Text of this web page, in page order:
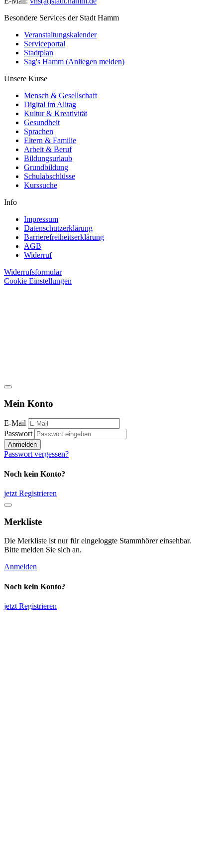
Besondere Services der Stadt Hamm
Veranstaltungskalender
Serviceportal
Stadtplan
Sag's Hamm (Anliegen melden)
Unsere Kurse
Mensch & Gesellschaft
Digital im Alltag
Kultur & Kreativität
Gesundheit
Sprachen
Eltern & Familie
Arbeit & Beruf
Bildungsurlaub
Grundbildung
Schulabschlüsse
Kurssuche
Info
Impressum
Datenschutzerklärung
Barrierefreiheitserklärung
AGB
Widerruf
Widerrufsformular
Cookie Einstellungen
Mein Konto
E-Mail
Passwort
Anmelden
Passwort vergessen?
Noch kein Konto?
jetzt Registrieren
Merkliste
Die Merkliste ist nur für eingeloggte Stammhörer einsehbar.
Bitte melden Sie sich an.
Anmelden
Noch kein Konto?
jetzt Registrieren